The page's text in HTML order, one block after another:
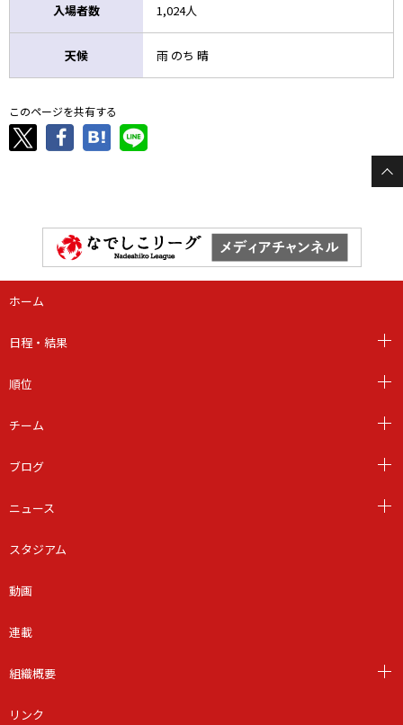
入場者数 1,024人
天候 雨 のち 晴
このページを共有する
ホーム
日程・結果
順位
チーム
ブログ
ニュース
スタジアム
動画
連載
組織概要
リンク